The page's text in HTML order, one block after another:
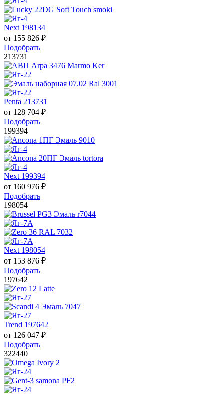
Next 198134
от 155 826 ₽
Подобрать
213731
Penta 213731
от 128 704 ₽
Подобрать
199394
Next 199394
от 160 976 ₽
Подобрать
198054
Next 198054
от 153 876 ₽
Подобрать
197642
Trend 197642
от 126 047 ₽
Подобрать
322440